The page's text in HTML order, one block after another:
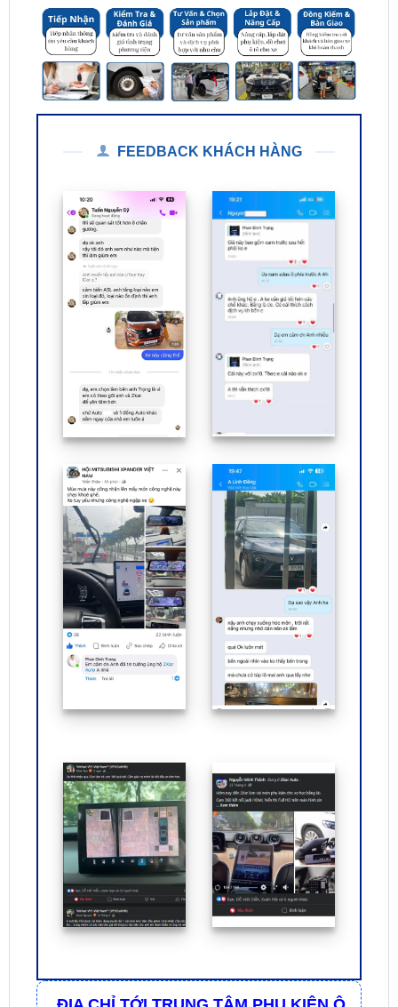
FEEDBACK KHÁCH HÀNG
TÔ - ĐỒ CHƠI TRANG TRÍ XE HƠI ZKAR